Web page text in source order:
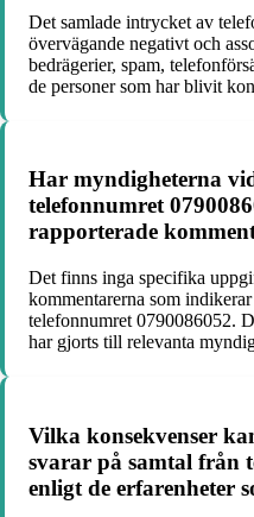
Det samlade intrycket av
övervägande negativt och
bedrägerier, spam,
de personer som har blivit
Har myndigheterna
telefonnumret
rapporterade
Det finns inga specifika
kommentarerna som
telefonnumret 0790086052.
har gjorts till relevanta
Vilka konsekvenser
svarar på samtal från
enligt de erfarenheter